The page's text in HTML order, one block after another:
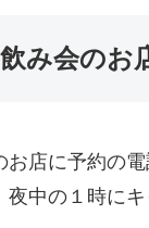
み会のお
お店に予約の
夜中の１時に